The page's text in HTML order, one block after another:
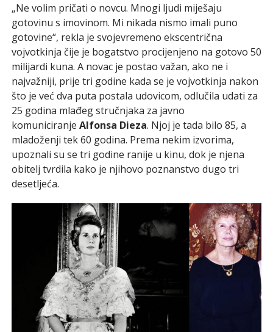
„Ne volim pričati o novcu. Mnogi ljudi miješaju
gotovinu s imovinom. Mi nikada nismo imali puno
gotovine“, rekla je svojevremeno ekscentrična
vojvotkinja čije je bogatstvo procijenjeno na gotovo 50
milijardi kuna. A novac je postao važan, ako ne i
najvažniji, prije tri godine kada se je vojvotkinja nakon
što je već dva puta postala udovicom, odlučila udati za
25 godina mlađeg stručnjaka za javno
komuniciranje Alfonsa Dieza. Njoj je tada bilo 85, a
mladoženji tek 60 godina. Prema nekim izvorima,
upoznali su se tri godine ranije u kinu, dok je njena
obitelj tvrdila kako je njihovo poznanstvo dugo tri
desetljeća.